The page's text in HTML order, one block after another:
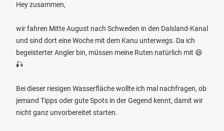
Hey zusammen,
wir fahren Mitte August nach Schweden in den Dalsland-Kanal
und sind dort eine Woche mit dem Kanu unterwegs. Da ich
begeisterter Angler bin, müssen meine Ruten natürlich mit 😄
🎣
Bei dieser riesigen Wasserfläche wollte ich mal nachfragen, ob
jemand Tipps oder gute Spots in der Gegend kennt, damit wir
nicht ganz unvorbereitet starten.